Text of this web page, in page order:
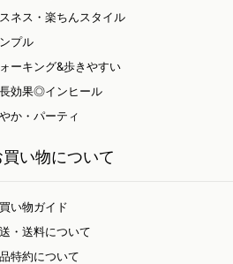
ネス・楽ちんスタイル
プル
ーキング&歩きやすい
効果◎インヒール
か・パーティ
買い物について
い物ガイド
・送料について
特約について